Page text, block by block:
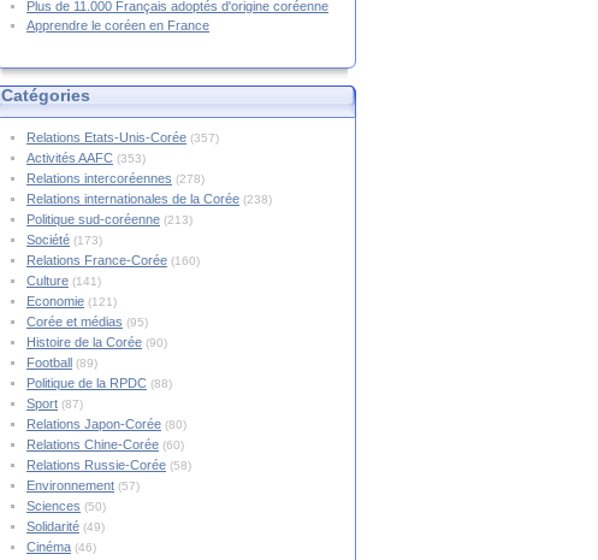
Plus de 11.000 Français adoptés d'origine coréenne
Apprendre le coréen en France
Catégories
Relations Etats-Unis-Corée (357)
Activités AAFC (353)
Relations intercoréennes (278)
Relations internationales de la Corée (238)
Politique sud-coréenne (213)
Société (173)
Relations France-Corée (160)
Culture (141)
Economie (121)
Corée et médias (95)
Histoire de la Corée (90)
Football (89)
Politique de la RPDC (88)
Sport (87)
Relations Japon-Corée (80)
Relations Chine-Corée (60)
Relations Russie-Corée (58)
Environnement (57)
Sciences (50)
Solidarité (49)
Cinéma (46)